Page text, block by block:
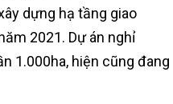
dựng hạ tầng giao
2021. Dự án nghỉ
1.000ha, hiện cũng đang